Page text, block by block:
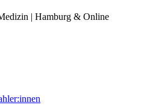
| Hamburg & Online